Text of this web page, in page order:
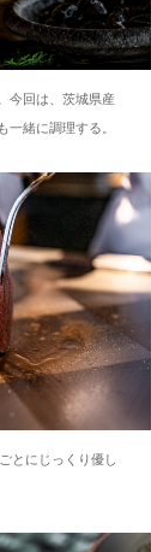
今回は、茨城県産
一緒に調理する。
とにじっくり優し